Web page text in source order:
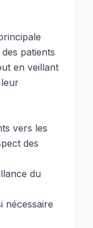
patients
en veillant
vers les
des
du
nécessaire